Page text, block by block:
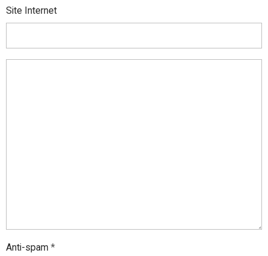
Site Internet
Anti-spam